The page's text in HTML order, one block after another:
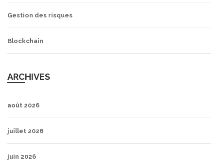
Gestion des risques
Blockchain
ARCHIVES
août 2026
juillet 2026
juin 2026